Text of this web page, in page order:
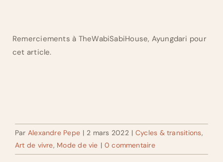
Remerciements à TheWabiSabiHouse, Ayungdari pour
cet article.
Par Alexandre Pepe | 2 mars 2022 | Cycles & transitions,
Art de vivre, Mode de vie | 0 commentaire